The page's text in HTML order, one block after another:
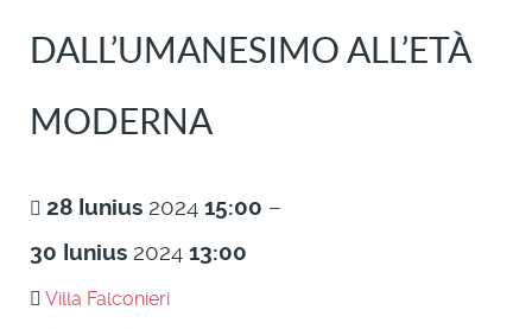
DALL’UMANESIMO ALL’ETÀ
MODERNA
28 Iunius 2024 15:00 –
30 Iunius 2024 13:00
Villa Falconieri